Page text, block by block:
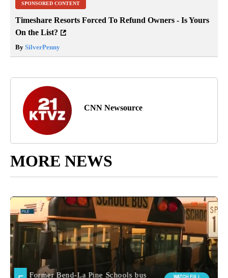
SPONSORED CONTENT
Timeshare Resorts Forced To Refund Owners - Is Yours
On the List?
By SilverPenny
CNN Newsource
MORE NEWS